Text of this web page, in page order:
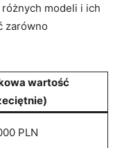
modeli i ich
zarówno
wartość
PLN